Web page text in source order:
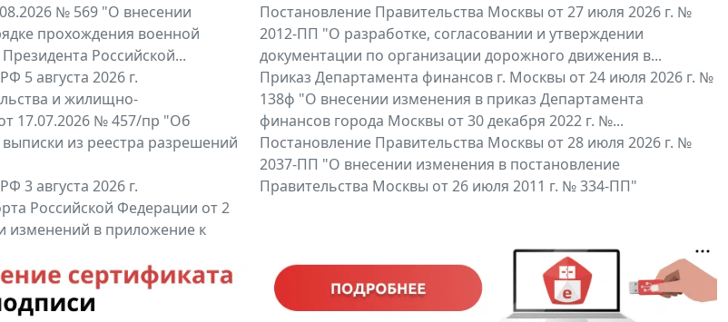
№ 569 "О внесении
прохождения военной
Российской...
5 августа 2026 г.
и жилищно-
17.07.2026 № 457/пр "Об
из реестра разрешений
3 августа 2026 г.
Российской Федерации от 2
изменений в приложение к
Российской...
Постановление Правительства Москвы от 27 июля 2026 г. №
2012-ПП "О разработке, согласовании и утверждении
документации по организации дорожного движения в...
Приказ Департамента финансов г. Москвы от 24 июля 2026 г. №
138ф "О внесении изменения в приказ Департамента
финансов города Москвы от 30 декабря 2022 г. №...
Постановление Правительства Москвы от 28 июля 2026 г. №
2037-ПП "О внесении изменения в постановление
Правительства Москвы от 26 июля 2011 г. № 334-ПП"
Все региональные документы Мой регион ...